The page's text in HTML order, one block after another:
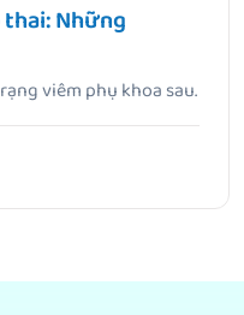
Những
viêm phụ khoa sau.